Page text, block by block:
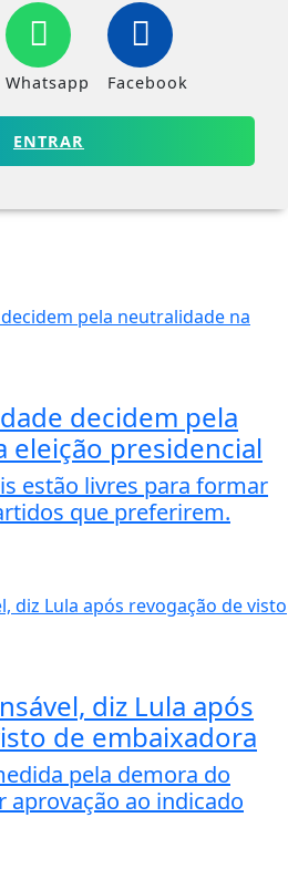
Whatsapp Facebook
ENTRAR
decidem pela
eleição presidencial
estão livres para formar
que preferirem.
diz Lula após
de embaixadora
pela demora do
aprovação ao indicado